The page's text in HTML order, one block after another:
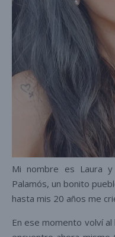
Mi nombre es Laura
Palamós, un bonito
hasta mis 20 años me
En ese momento volví